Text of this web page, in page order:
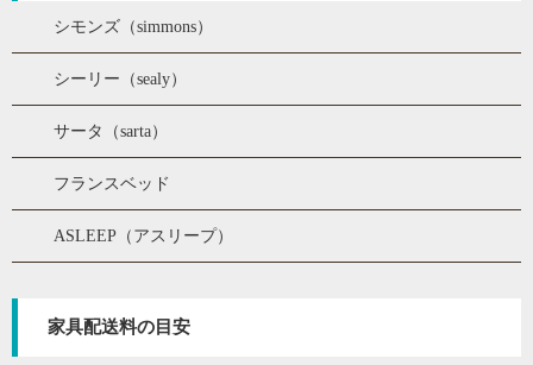
シモンズ（simmons）
シーリー（sealy）
サータ（sarta）
フランスベッド
ASLEEP（アスリープ）
家具配送料の目安